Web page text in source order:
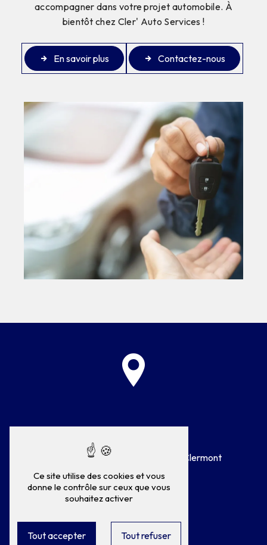
accompagner dans votre projet automobile. À
bientôt chez Cler' Auto Services !
En savoir plus Contactez-nous
75 Rue Général de Gaulle
60600 Clermont
Ce site utilise des cookies et vous
donne le contrôle sur ceux que vous
souhaitez activer
Tout accepter Tout refuser